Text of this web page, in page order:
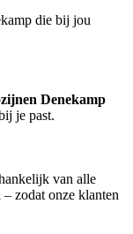
die bij jou
Denekamp
je past.
van alle
– zodat onze klanten